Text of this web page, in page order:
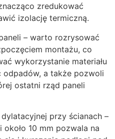
zredukować
izolację termiczną.
– warto rozrysować
montażu, co
wykorzystanie materiału
odpadów, a także pozwoli
ostatni rząd paneli
przy ścianach –
10 mm pozwala na